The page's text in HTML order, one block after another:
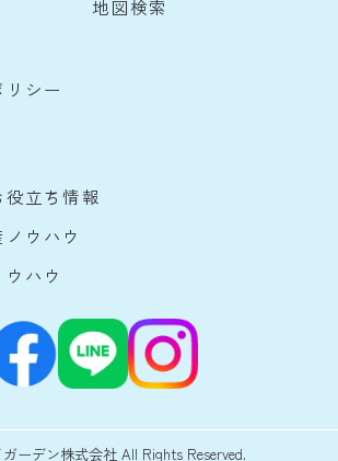
シー
地図検索
立ち情報
ウハウ
ハウ
ーデン株式会社 All Rights Reserved.